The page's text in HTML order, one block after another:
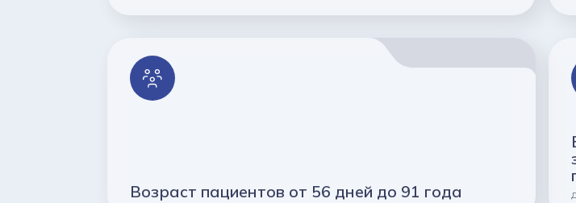
Возраст пациентов от 56 дней до 91 года